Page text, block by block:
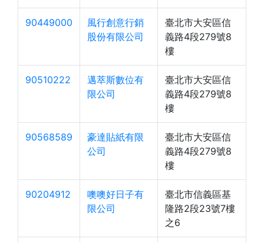
90449000
風行創意行銷
股份有限公司
臺北市大安區信
義路4段279號8
樓
90510222
邁萃斯數位有
限公司
臺北市大安區信
義路4段279號8
樓
90568589
豪達貼紙有限
公司
臺北市大安區信
義路4段279號8
樓
90204912
噢噢好日子有
限公司
臺北市信義區基
隆路2段23號7樓
之6